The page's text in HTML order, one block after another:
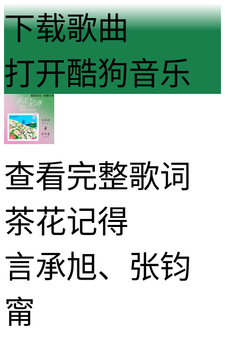
下载歌曲
打开酷狗音乐
查看完整歌词
茶花记得
言承旭、张钧
甯